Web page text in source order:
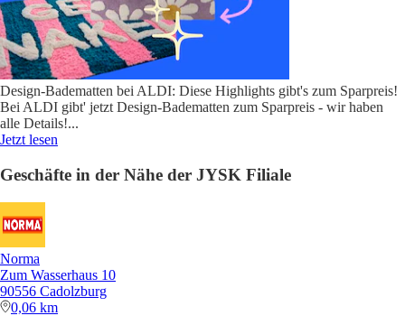
Design-Badematten bei ALDI: Diese Highlights gibt's zum Sparpreis!
Bei ALDI gibt' jetzt Design-Badematten zum Sparpreis - wir haben
alle Details!...
Jetzt lesen
Geschäfte in der Nähe der JYSK Filiale
Norma
Zum Wasserhaus 10
90556 Cadolzburg
0,06 km